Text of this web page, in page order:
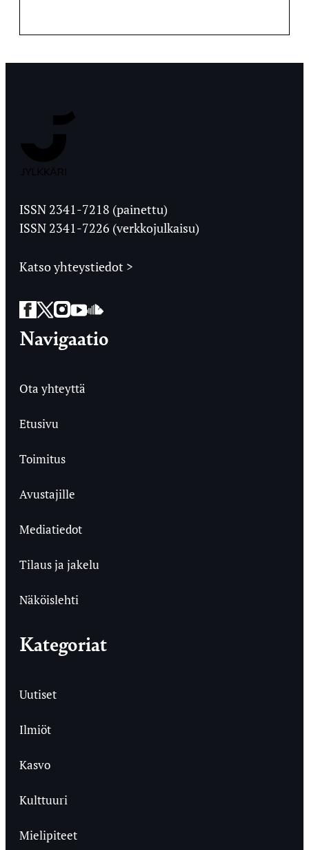
Ylioppilaslehti
ISSN 2341-7218 (painettu)
ISSN 2341-7226 (verkkojulkaisu)
Katso yhteystiedot >
Facebook
Twitter
Instagram
YouTube
SoundCloud
Navigaatio
Ota yhteyttä
Etusivu
Toimitus
Avustajille
Mediatiedot
Tilaus ja jakelu
Näköislehti
Kategoriat
Uutiset
Ilmiöt
Kasvo
Kulttuuri
Mielipiteet